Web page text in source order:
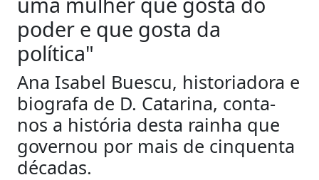
poder e que gosta da
política"
Ana Isabel Buescu, historiadora e
biografa de D. Catarina, conta-
nos a história desta rainha que
governou por mais de cinquenta
décadas.